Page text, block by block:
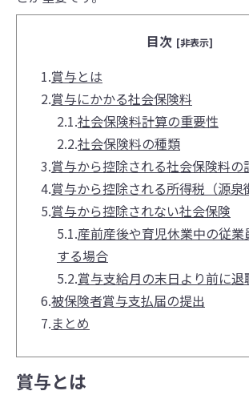
目次 [非表示]
1.賞与とは
2.賞与にかかる社会保険料
2.1.社会保険料計算の重要性
2.2.社会保険料の種類
3.賞与から控除される社会保険料の
4.賞与から控除される所得税（源泉
5.賞与から控除されない社会保険
5.1.産前産後や育児休業中の従
する場合
5.2.賞与支給月の末日より前に
6.被保険者賞与支払届の提出
7.まとめ
賞与とは